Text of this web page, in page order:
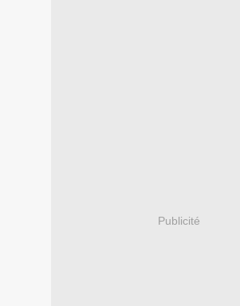
Publicité